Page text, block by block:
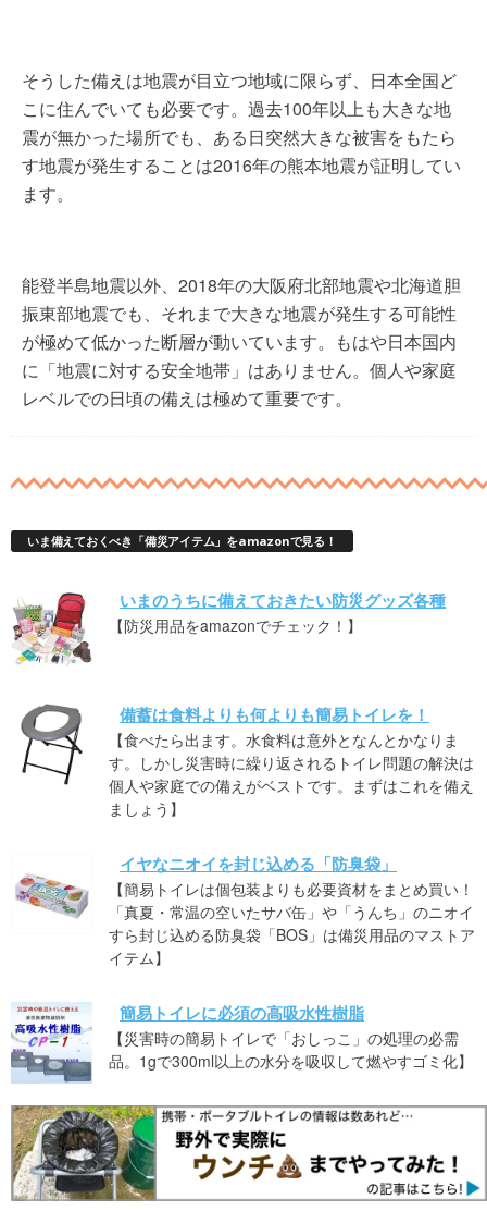
そうした備えは地震が目立つ地域に限らず、日本全国ど
こに住んでいても必要です。過去100年以上も大きな地
震が無かった場所でも、ある日突然大きな被害をもたら
す地震が発生することは2016年の熊本地震が証明してい
ます。
能登半島地震以外、2018年の大阪府北部地震や北海道胆
振東部地震でも、それまで大きな地震が発生する可能性
が極めて低かった断層が動いています。もはや日本国内
に「地震に対する安全地帯」はありません。個人や家庭
レベルでの日頃の備えは極めて重要です。
いま備えておくべき「備災アイテム」をamazonで見る！
いまのうちに備えておきたい防災グッズ各種
【防災用品をamazonでチェック！】
備蓄は食料よりも何よりも簡易トイレを！
【食べたら出ます。水食料は意外となんとかなりま
す。しかし災害時に繰り返されるトイレ問題の解決は
個人や家庭での備えがベストです。まずはこれを備え
ましょう】
イヤなニオイを封じ込める「防臭袋」
【簡易トイレは個包装よりも必要資材をまとめ買い！
「真夏・常温の空いたサバ缶」や「うんち」のニオイ
すら封じ込める防臭袋「BOS」は備災用品のマストア
イテム】
簡易トイレに必須の高吸水性樹脂
【災害時の簡易トイレで「おしっこ」の処理の必需
品。1gで300ml以上の水分を吸収して燃やすゴミ化】